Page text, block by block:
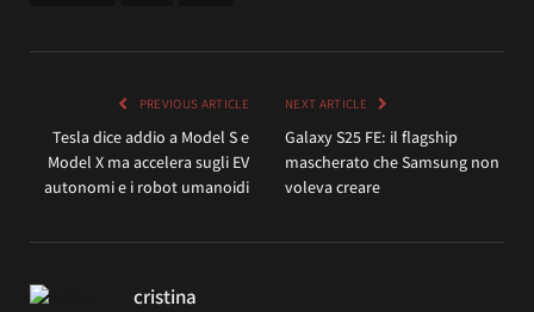
PREVIOUS ARTICLE
Tesla dice addio a Model S e
Model X ma accelera sugli EV
autonomi e i robot umanoidi
NEXT ARTICLE
Galaxy S25 FE: il flagship
mascherato che Samsung non
voleva creare
cristina